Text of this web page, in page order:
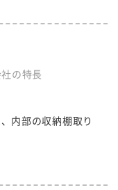
の特長
内部の収納棚取り